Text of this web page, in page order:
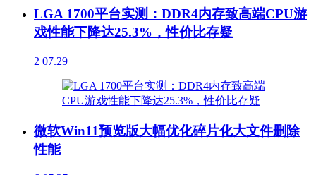
LGA 1700平台实测：DDR4内存致高端CPU游
戏性能下降达25.3%，性价比存疑
2 07.29
微软Win11预览版大幅优化碎片化大文件删除
性能